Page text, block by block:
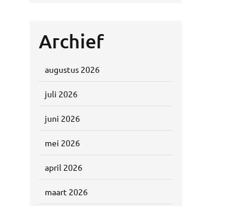
Archief
augustus 2026
juli 2026
juni 2026
mei 2026
april 2026
maart 2026